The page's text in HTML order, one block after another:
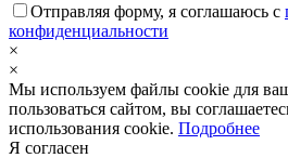
Отправляя форму, я соглашаюсь с
конфиденциальности
×
×
Мы используем файлы cookie для
пользоваться сайтом, вы
использования cookie. Подробнее
Я согласен